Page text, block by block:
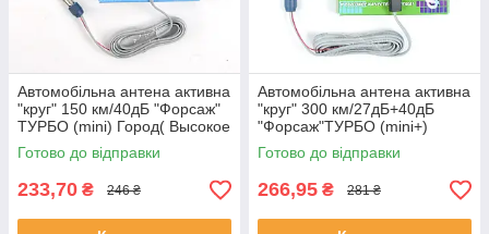
Автомобільна антена активна
"круг" 150 км/40дБ "Форсаж"
ТУРБО (mini) Город( Высокое
якість приема)
Готово до відправки
233,70 ₴ 246 ₴
Автомобільна антена активна
"круг" 300 км/27дБ+40дБ
"Форсаж"ТУРБО (mini+)
Город/Трасса( Высокое якість
приема
Готово до відправки
266,95 ₴ 281 ₴